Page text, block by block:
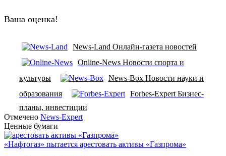
Ваша оценка!
News-Land Онлайн-газета новостей
Online-News Новости спорта и
культуры
News-Box Новости науки и
образования
Forbes-Expert Бизнес-
планы, инвестиции
Отмечено News-Expert
Ценные бумаги
«Нафтогаз» пытается арестовать активы «Газпрома»